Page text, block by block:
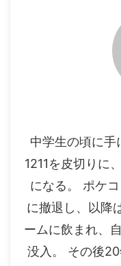
中学生の頃に手
1211を皮切りに
になる。 ポケ
に撤退し、以降
ームに飲まれ、
没入。 その後